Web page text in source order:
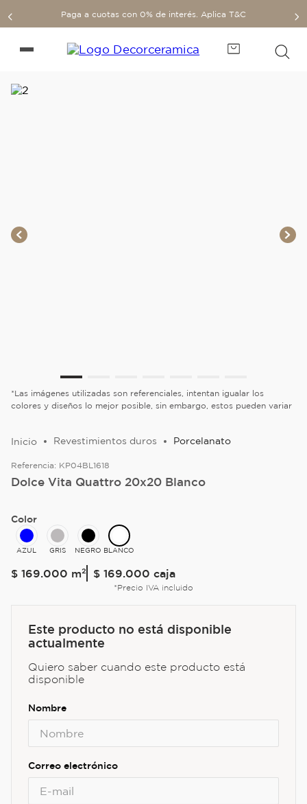
Paga a cuotas con 0% de interés. Aplica T&C
*Las imágenes utilizadas son referenciales, intentan igualar los
colores y diseños lo mejor posible, sin embargo, estos pueden variar
Revestimientos duros Porcelanato
Referencia: KP04BL1618
Dolce Vita Quattro 20x20 Blanco
Color
AZUL GRIS NEGRO BLANCO
$ 169.000 m² $ 169.000 caja
*Precio IVA incluido
Este producto no está disponible
actualmente
Quiero saber cuando este producto está
disponible